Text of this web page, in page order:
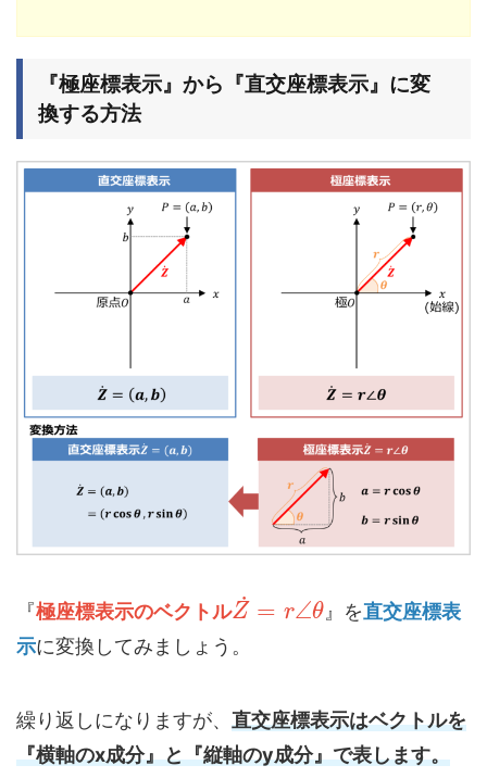
『極座標表示』から『直交座標表示』に変
換する方法
『極座標表示のベクトルZ
˙ = r∠θ』を直交座標表
示に変換してみましょう。
繰り返しになりますが、 直交座標表示はベクトルを
『横軸のx成分』と『縦軸のy成分』で表します。